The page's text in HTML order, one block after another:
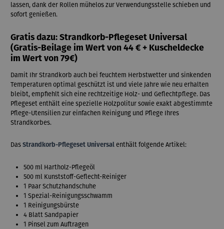
lassen, dank der Rollen mühelos zur Verwendungsstelle schieben und
sofort genießen.
Gratis dazu: Strandkorb-Pflegeset Universal
(Gratis-Beilage im Wert von 44 € + Kuscheldecke
im Wert von 79€)
Damit Ihr Strandkorb auch bei feuchtem Herbstwetter und sinkenden
Temperaturen optimal geschützt ist und viele Jahre wie neu erhalten
bleibt, empfiehlt sich eine rechtzeitige Holz- und Geflechtpflege. Das
Pflegeset enthält eine spezielle Holzpolitur sowie exakt abgestimmte
Pflege-Utensilien zur einfachen Reinigung und Pflege Ihres
Strandkorbes.
Das Strandkorb-Pflegeset Universal enthält folgende Artikel:
500 ml Hartholz-Pflegeöl
500 ml Kunststoff-Geflecht-Reiniger
1 Paar Schutzhandschuhe
1 Spezial-Reinigungsschwamm
1 Reinigungsbürste
4 Blatt Sandpapier
1 Pinsel zum Auftragen